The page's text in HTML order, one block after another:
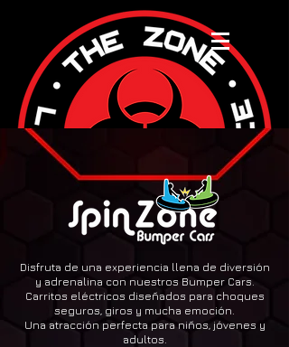
Disfruta de una experiencia llena de diversión
y adrenalina con nuestros Bumper Cars.
Carritos eléctricos diseñados para choques
seguros, giros y mucha emoción.
Una atracción perfecta para niños, jóvenes y
adultos.